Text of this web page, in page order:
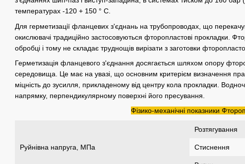
температурах -120 + 150 ° С.
Для герметизації фланцевих з'єднань на трубопроводах, що
окислювачі традиційно застосовуються фторопластові прокладки.
обробці і тому не складає труднощів вирізати з заготовки
Герметизація фланцевого з'єднання досягається шляхом опору
середовища. Це має на увазі, що основним критерієм визначення
міцність до зусилля, прикладеному від центру кола прокладки.
напрямку, перпендикулярному поверхні його пресування.
Фізико-механічні показники
Руйнівна напруга, МПа
Розтягування
Стиснення